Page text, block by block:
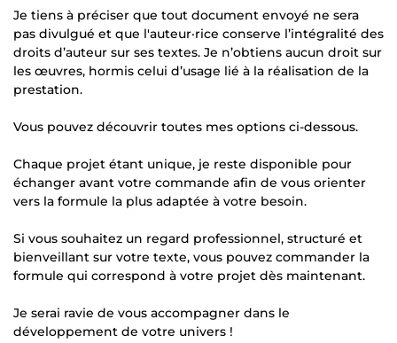
Je tiens à préciser que tout document envoyé ne sera
pas divulgué et que l'auteur·rice conserve l’intégralité des
droits d’auteur sur ses textes. Je n’obtiens aucun droit sur
les œuvres, hormis celui d’usage lié à la réalisation de la
prestation.
Vous pouvez découvrir toutes mes options ci-dessous.
Chaque projet étant unique, je reste disponible pour
échanger avant votre commande afin de vous orienter
vers la formule la plus adaptée à votre besoin.
Si vous souhaitez un regard professionnel, structuré et
bienveillant sur votre texte, vous pouvez commander la
formule qui correspond à votre projet dès maintenant.
Je serai ravie de vous accompagner dans le
développement de votre univers !